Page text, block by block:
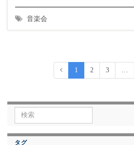
音楽会
1 2 3 …
Search for:
タグ